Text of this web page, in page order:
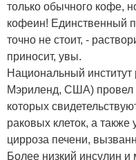
только обычного кофе,
кофеин! Единственный
точно не стоит, -
приносит, увы.
Национальный
Мэриленд, США) провел
которых
раковых клеток, а также
цирроза печени,
Более низкий инсулин